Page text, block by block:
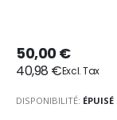
50,00 €
40,98 €
DISPONIBILITÉ: ÉPUISÉ